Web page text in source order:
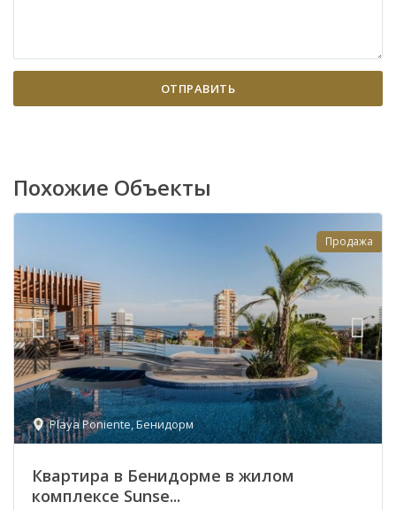
Похожие Объекты
Playa Poniente,Бенидорм
Продажа
Квартира в Бенидорме в жилом
комплексе Sunse...